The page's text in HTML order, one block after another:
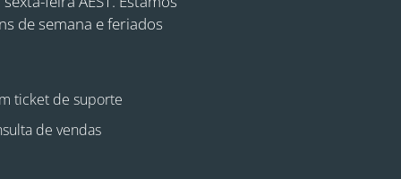
de semana e feriados
ticket de suporte
de vendas